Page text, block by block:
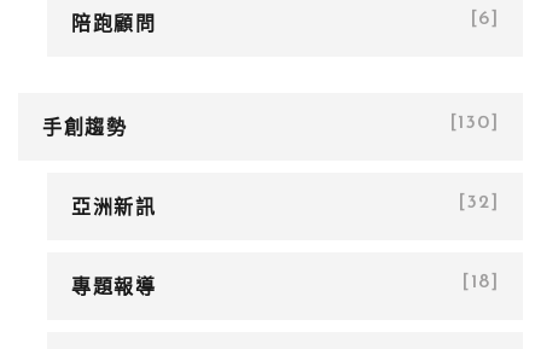
陪跑顧問 [6]
手創趨勢 [130]
亞洲新訊 [32]
專題報導 [18]